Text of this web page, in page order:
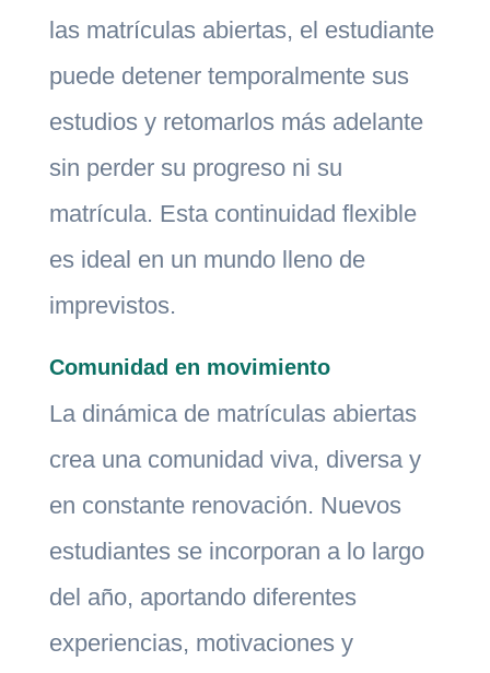
las matrículas abiertas, el estudiante
puede detener temporalmente sus
estudios y retomarlos más adelante
sin perder su progreso ni su
matrícula. Esta continuidad flexible
es ideal en un mundo lleno de
imprevistos.
Comunidad en movimiento
La dinámica de matrículas abiertas
crea una comunidad viva, diversa y
en constante renovación. Nuevos
estudiantes se incorporan a lo largo
del año, aportando diferentes
experiencias, motivaciones y